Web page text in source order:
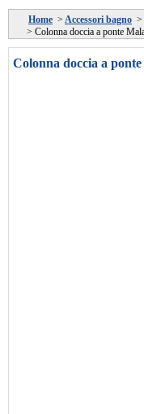
Home > Accessori bagno >
> Colonna doccia a ponte
Colonna doccia a